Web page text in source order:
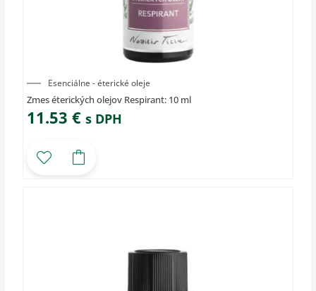
Esenciálne - éterické oleje
Zmes éterických olejov Respirant: 10 ml
11.53€ s DPH